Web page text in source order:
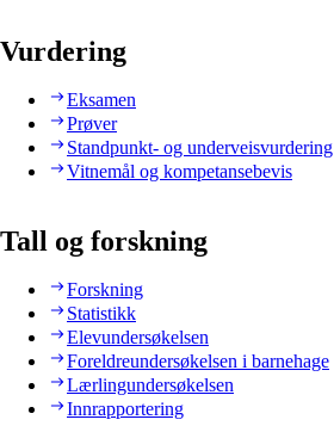
Vurdering
Eksamen
Prøver
Standpunkt- og underveisvurdering
Vitnemål og kompetansebevis
Tall og forskning
Forskning
Statistikk
Elevundersøkelsen
Foreldreundersøkelsen i barnehage
Lærlingundersøkelsen
Innrapportering